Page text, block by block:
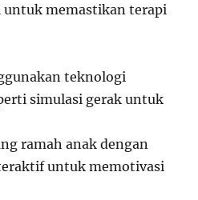
untuk memastikan terapi
teknologi
simulasi gerak untuk
ramah anak dengan
untuk memotivasi